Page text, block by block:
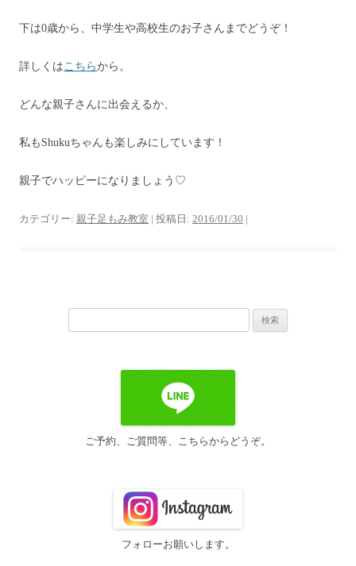
下は0歳から、中学生や高校生のお子さんまでどうぞ！
詳しくはこちらから。
どんな親子さんに出会えるか、
私もShukuちゃんも楽しみにしています！
親子でハッピーになりましょう♡
カテゴリー: 親子足もみ教室 | 投稿日: 2016/01/30 |
ご予約、ご質問等、こちらからどうぞ。
フォローお願いします。